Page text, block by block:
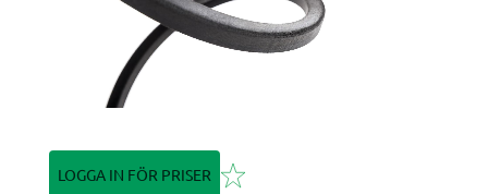
LOGGA IN FÖR PRISER Lägg till i favoriter